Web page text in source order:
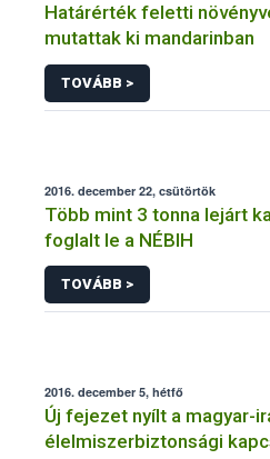
Határérték feletti
mutattak ki mandarinban
TOVÁBB >
2016. december 22, csütörtök
Több mint 3 tonna lejárt
foglalt le a NÉBIH
TOVÁBB >
2016. december 5, hétfő
Új fejezet nyílt a magyar-
élelmiszerbiztonsági